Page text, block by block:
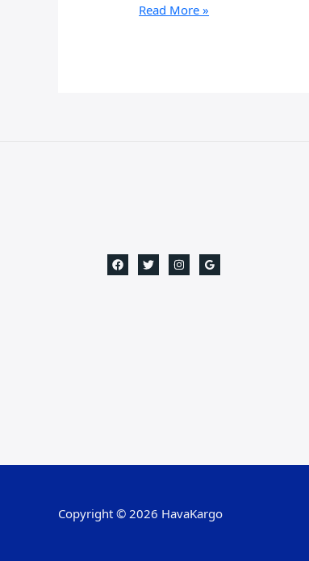
Kağıthane
Read More »
Copyright © 2026 HavaKargo